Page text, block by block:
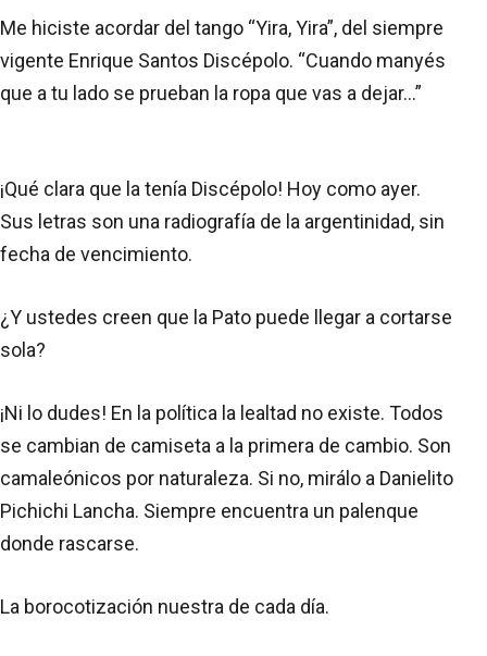
Me hiciste acordar del tango “Yira, Yira”, del siempre
vigente Enrique Santos Discépolo. “Cuando manyés
que a tu lado se prueban la ropa que vas a dejar...”
¡Qué clara que la tenía Discépolo! Hoy como ayer.
Sus letras son una radiografía de la argentinidad, sin
fecha de vencimiento.
¿Y ustedes creen que la Pato puede llegar a cortarse
sola?
¡Ni lo dudes! En la política la lealtad no existe. Todos
se cambian de camiseta a la primera de cambio. Son
camaleónicos por naturaleza. Si no, mirálo a Danielito
Pichichi Lancha. Siempre encuentra un palenque
donde rascarse.
La borocotización nuestra de cada día.